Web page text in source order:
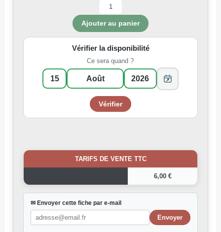
Vérifier la disponibilité
Ce sera quand ?
TARIFS DE VENTE TTC
6,00 €
✉ Envoyer cette fiche par e-mail